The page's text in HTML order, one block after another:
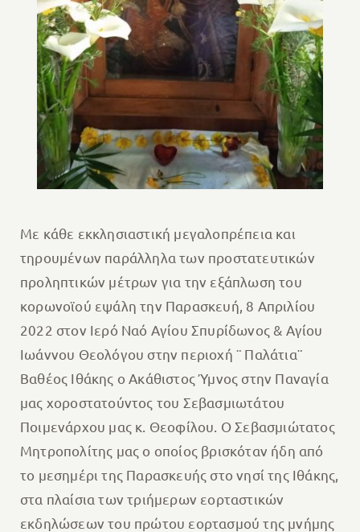
Με κάθε εκκλησιαστική μεγαλοπρέπεια και
τηρουμένων παράλληλα των προστατευτικών
προληπτικών μέτρων για την εξάπλωση του
κορωνοϊού εψάλη την Παρασκευή, 8 Απριλίου
2022 στον Ιερό Nαό Αγίου Σπυρίδωνος & Αγίου
Ιωάννου Θεολόγου στην περιοχή ¨ Παλάτια¨
Βαθέος Ιθάκης ο Ακάθιστος Ύμνος στην Παναγία
μας χοροστατούντος του Σεβασμιωτάτου
Ποιμενάρχου μας κ. Θεοφίλου. Ο Σεβασμιώτατος
Μητροπολίτης μας ο οποίος βρισκόταν ήδη από
το μεσημέρι της Παρασκευής στο νησί της Ιθάκης,
στα πλαίσια των τριήμερων εορταστικών
εκδηλώσεων του πρώτου εορτασμού της μνήμης